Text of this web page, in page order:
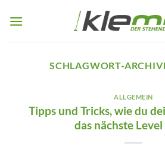
Inhalt
SCHLAGWORT-
ALLGEMEIN
Tipps und Tricks, wie du
das nächste